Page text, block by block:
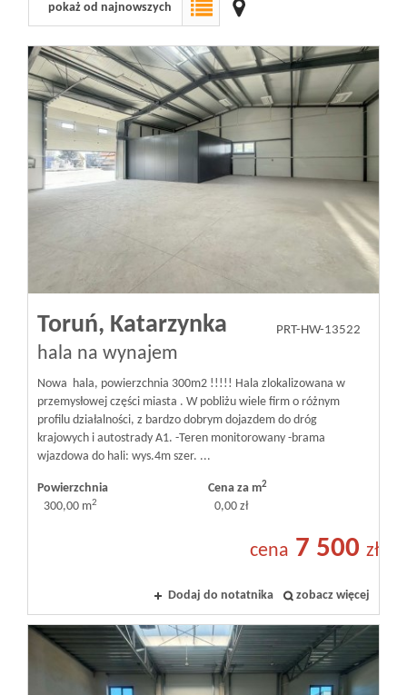
pokaż od najnowszych
Toruń, Katarzynka
hala na wynajem
PRT-HW-13522
Nowa hala, powierzchnia 300m2 !!!!! Hala zlokalizowana w
przemysłowej części miasta . W pobliżu wiele firm o różnym
profilu działalności, z bardzo dobrym dojazdem do dróg
krajowych i autostrady A1. -Teren monitorowany -brama
wjazdowa do hali: wys.4m szer. ...
Powierzchnia
300,00 m2
Cena za m2
0,00 zł
cena 7 500 zł
Dodaj do notatnika zobacz więcej